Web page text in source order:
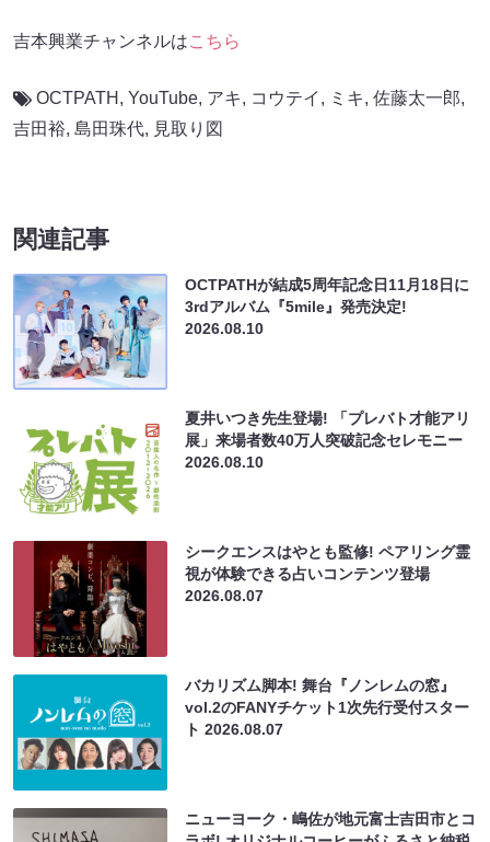
吉本興業チャンネルはこちら
OCTPATH , YouTube, アキ, コウテイ , ミキ, 佐藤太一郎,
吉田裕, 島田珠代, 見取り図
関連記事
OCTPATHが結成5周年記念日11月18日に
3rdアルバム『5mile』発売決定!
2026.08.10
夏井いつき先生登場! 「プレバト才能アリ
展」来場者数40万人突破記念セレモニー
2026.08.10
シークエンスはやとも監修! ペアリング霊
視が体験できる占いコンテンツ登場
2026.08.07
バカリズム脚本! 舞台『ノンレムの窓』
vol.2のFANYチケット1次先行受付スター
ト2026.08.07
ニューヨーク・嶋佐が地元富士吉田市とコ